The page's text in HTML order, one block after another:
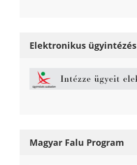
Elektronikus ügyintézés
Magyar Falu Program